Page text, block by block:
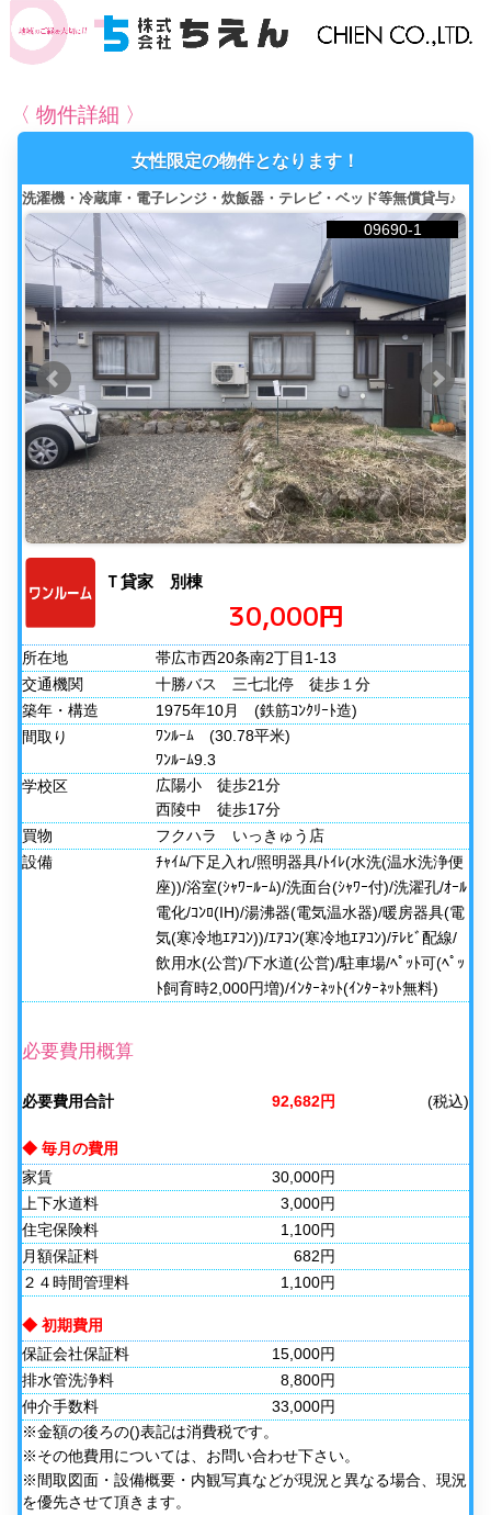
〈 物件詳細 〉
女性限定の物件となります！
洗濯機・冷蔵庫・電子レンジ・炊飯器・テレビ・ベッド等無償貸与♪
09690-1
Ｔ貸家 別棟
30,000円
所在地
帯広市西20条南2丁目1-13
交通機関
十勝バス 三七北停 徒歩１分
築年・構造
1975年10月
(鉄筋ｺﾝｸﾘｰﾄ造)
間取り
ﾜﾝﾙｰﾑ (30.78平米)
ﾜﾝﾙｰﾑ9.3
学校区
広陽小 徒歩21分
西陵中 徒歩17分
買物
フクハラ いっきゅう店
設備
ﾁｬｲﾑ/下足入れ/照明器具/ﾄｲﾚ(水洗(温水洗浄便
座))/浴室(ｼｬﾜｰﾙｰﾑ)/洗面台(ｼｬﾜｰ付)/洗濯孔/ｵｰﾙ
電化/ｺﾝﾛ(IH)/湯沸器(電気温水器)/暖房器具(電
気(寒冷地ｴｱｺﾝ))/ｴｱｺﾝ(寒冷地ｴｱｺﾝ)/ﾃﾚﾋﾞ配線/
飲用水(公営)/下水道(公営)/駐車場/ﾍﾟｯﾄ可(ﾍﾟｯ
ﾄ飼育時2,000円増)/ｲﾝﾀｰﾈｯﾄ(ｲﾝﾀｰﾈｯﾄ無料)
必要費用概算
必要費用合計 92,682円 (税込)
◆ 毎月の費用
家賃
30,000円
上下水道料
3,000円
住宅保険料
1,100円
月額保証料
682円
２４時間管理料
1,100円
◆ 初期費用
保証会社保証料
15,000円
排水管洗浄料
8,800円
仲介手数料
33,000円
※金額の後ろの()表記は消費税です。
※その他費用については、お問い合わせ下さい。
※間取図面・設備概要・内観写真などが現況と異なる場合、現況
を優先させて頂きます。